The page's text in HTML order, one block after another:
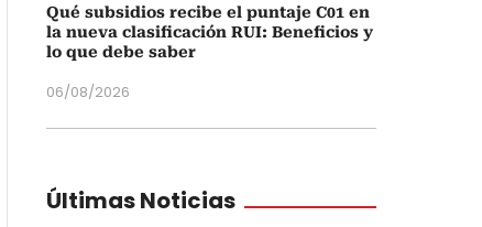
Qué subsidios recibe el puntaje C01 en
la nueva clasificación RUI: Beneficios y
lo que debe saber
06/08/2026
Últimas Noticias